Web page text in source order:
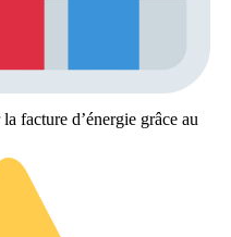
facture d’énergie grâce au